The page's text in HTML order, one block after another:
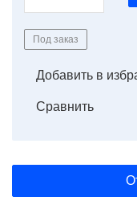
Под заказ
Добавить в
Сравнить